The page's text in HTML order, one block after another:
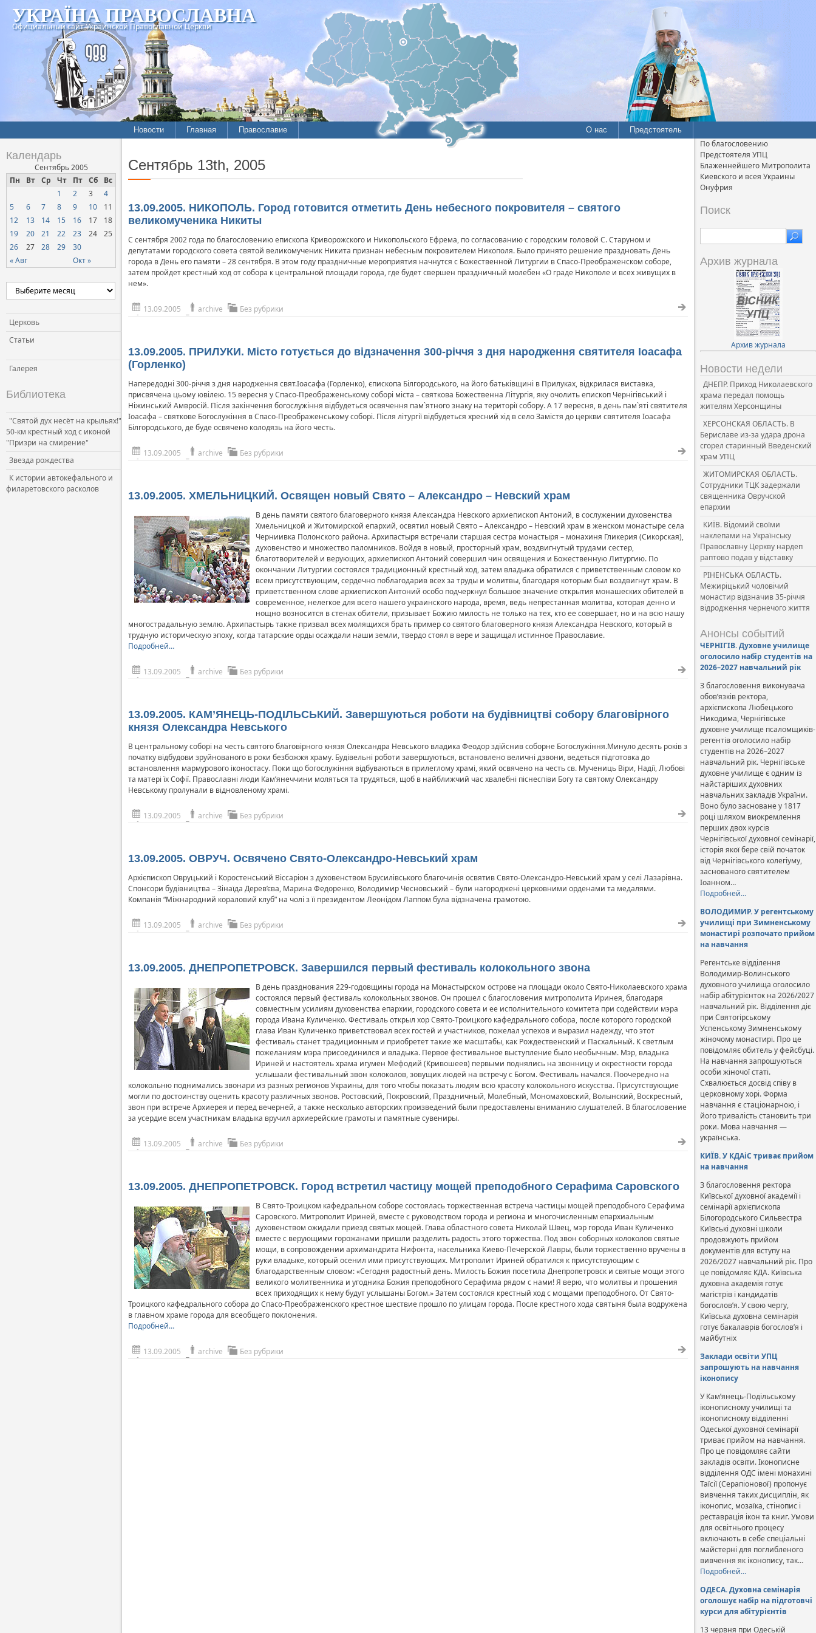
УКРАЇНА ПРАВОСЛАВНА
Официальный сайт Украинской Православной Церкви
Новости Главная Православие О нас Предстоятель
Календарь
Сентябрь 2005
Пн
Вт Ср Чт Пт Сб Вс
« Авг Окт »
1 2 3
4
5
6 7 8 9 10
11
12
13 14 15 16 17
18
19
20 21 22 23 24
25
26
27 28 29 30
Церковь
Статьи
Галерея
Библиотека
"Святой дух несёт на крыльях!"
50-км крестный ход с иконой
"Призри на смирение"
Звезда рождества
К истории автокефального и
филаретовского расколов
Сентябрь 13th, 2005
13.09.2005. НИКОПОЛЬ. Город готовится отметить День небесного покровителя – святого
великомученика Никиты
С сентября 2002 года по благословению епископа Криворожского и Никопольского Ефрема, по согласованию с городским головой С. Старуном и
депутатами городского совета святой великомученик Никита признан небесным покровителем Никополя. Было принято решение праздновать День
города в День его памяти – 28 сентября. В этом году праздничные мероприятия начнутся с Божественной Литургии в Спасо-Преображенском соборе,
затем пройдет крестный ход от собора к центральной площади города, где будет свершен праздничный молебен «О граде Никополе и всех живущих в
нем».
13.09.2005 archive Без рубрики
13.09.2005. ПРИЛУКИ. Місто готується до відзначення 300-річчя з дня народження святителя Іоасафа
(Горленко)
Напередодні 300-річчя з дня народження свят.Іоасафа (Горленко), єпископа Білгородського, на його батьківщині в Прилуках, відкрилася виставка,
присвячена цьому ювілею. 15 вересня у Спасо-Преображенському соборі міста – святкова Божественна Літургія, яку очолить епископ Чернігівський і
Ніжинський Амвросій. Після закінчення богослужіння відбудеться освячення пам`ятного знаку на території собору. А 17 вересня, в день пам`яті святителя
Іоасафа – святкове Богослужіння в Спасо-Преображенському соборі. Після літургії відбудеться хресний хід в село Замістя до церкви святителя Іоасафа
Білгородського, де буде освячено колодязь на його честь.
13.09.2005 archive Без рубрики
13.09.2005. ХМЕЛЬНИЦКИЙ. Освящен новый Свято – Александро – Невский храм
В день памяти святого благоверного князя Александра Невского архиепископ Антоний, в сослужении духовенства
Хмельницкой и Житомирской епархий, освятил новый Свято – Александро – Невский храм в женском монастыре села
Черниивка Полонского района. Архипастыря встречали старшая сестра монастыря – монахиня Гликерия (Сикорская),
духовенство и множество паломников. Войдя в новый, просторный храм, воздвигнутый трудами сестер,
благотворителей и верующих, архиепископ Антоний совершил чин освящения и Божественную Литургию. По
окончании Литургии состоялся традиционный крестный ход, затем владыка обратился с приветственным словом ко
всем присутствующим, сердечно поблагодарив всех за труды и молитвы, благодаря которым был воздвигнут храм. В
приветственном слове архиепископ Антоний особо подчеркнул большое значение открытия монашеских обителей в
современное, нелегкое для всего нашего украинского народа, время, ведь непрестанная молитва, которая денно и
нощно возносится в стенах обители, призывает Божию милость не только на тех, кто ее совершает, но и на всю нашу
многострадальную землю. Архипастырь также призвал всех молящихся брать пример со святого благоверного князя Александра Невского, который в
трудную историческую эпоху, когда татарские орды осаждали наши земли, твердо стоял в вере и защищал истинное Православие.
Подробней…
13.09.2005 archive Без рубрики
13.09.2005. КАМ’ЯНЕЦЬ-ПОДІЛЬСЬКИЙ. Завершуються роботи на будівництві собору благовірного
князя Олександра Невського
В центральному соборі на честь святого благовірного князя Олександра Невського владика Феодор здійснив соборне Богослужіння.Минуло десять років з
початку відбудови зруйнованого в роки безбожжя храму. Будівельні роботи завершуються, встановлено величні дзвони, ведеться підготовка до
встановлення мармурового іконостасу. Поки що богослужіння відбуваються в прилеглому храмі, який освячено на честь св. Мучениць Віри, Надії, Любові
та матері їх Софії. Православні люди Кам’янеччини моляться та трудяться, щоб в найближчий час хвалебні піснеспіви Богу та святому Олександру
Невському пролунали в відновленому храмі.
13.09.2005 archive Без рубрики
13.09.2005. ОВРУЧ. Освячено Свято-Олександро-Невський храм
Архієпископ Овруцький і Коростенський Віссаріон з духовенством Брусилівського благочинія освятив Свято-Олександро-Невський храм у селі Лазарівна.
Спонсори будівництва – Зінаїда Дерев’єва, Марина Федоренко, Володимир Чесновський – були нагороджені церковними орденами та медалями.
Компанія “Міжнародний кораловий клуб” на чолі з її президентом Леонідом Лаппом була відзначена грамотою.
13.09.2005 archive Без рубрики
13.09.2005. ДНЕПРОПЕТРОВСК. Завершился первый фестиваль колокольного звона
В день празднования 229-годовщины города на Монастырском острове на площади около Свято-Николаевского храма
состоялся первый фестиваль колокольных звонов. Он прошел с благословения митрополита Иринея, благодаря
совместным усилиям духовенства епархии, городского совета и ее исполнительного комитета при содействии мэра
города Ивана Куличенко. Фестиваль открыл хор Свято-Троицкого кафедрального собора, после которого городской
глава Иван Куличенко приветствовал всех гостей и участников, пожелал успехов и выразил надежду, что этот
фестиваль станет традиционным и приобретет такие же масштабы, как Рождественский и Пасхальный. К светлым
пожеланиям мэра присоединился и владыка. Первое фестивальное выступление было необычным. Мэр, владыка
Ириней и настоятель храма игумен Мефодий (Кривошеев) первыми поднялись на звонницу и окрестности города
услышали фестивальный звон колоколов, зовущих людей на встречу с Богом. Фестиваль начался. Поочередно на
колокольню поднимались звонари из разных регионов Украины, для того чтобы показать людям всю красоту колокольного искусства. Присутствующие
могли по достоинству оценить красоту различных звонов. Ростовский, Покровский, Праздничный, Молебный, Мономаховский, Волынский, Воскресный,
звон при встрече Архиерея и перед вечерней, а также несколько авторских произведений были предоставлены вниманию слушателей. В благословение
за усердие всем участникам владыка вручил архиерейские грамоты и памятные сувениры.
13.09.2005 archive Без рубрики
13.09.2005. ДНЕПРОПЕТРОВСК. Город встретил частицу мощей преподобного Серафима Саровского
В Свято-Троицком кафедральном соборе состоялась торжественная встреча частицы мощей преподобного Серафима
Саровского. Митрополит Ириней, вместе с руководством города и региона и многочисленным епархиальным
духовенством ожидали приезд святых мощей. Глава областного совета Николай Швец, мэр города Иван Куличенко
вместе с верующими горожанами пришли разделить радость этого торжества. Под звон соборных колоколов святые
мощи, в сопровождении архимандрита Нифонта, насельника Киево-Печерской Лавры, были торжественно вручены в
руки владыке, который осенил ими присутствующих. Митрополит Ириней обратился к присутствующим с
благодарственным словом: «Сегодня радостный день. Милость Божия посетила Днепропетровск и святые мощи этого
великого молитвенника и угодника Божия преподобного Серафима рядом с нами! Я верю, что молитвы и прошения
всех приходящих к нему будут услышаны Богом.» Затем состоялся крестный ход с мощами преподобного. От Свято-
Троицкого кафедрального собора до Спасо-Преображенского крестное шествие прошло по улицам города. После крестного хода святыня была водружена
в главном храме города для всеобщего поклонения.
Подробней…
13.09.2005 archive Без рубрики
По благословению
Предстоятеля УПЦ
Блаженнейшего Митрополита
Киевского и всея Украины
Онуфрия
Поиск
Архив журнала
Архив журнала
Новости недели
ДНЕПР. Приход Николаевского
храма передал помощь
жителям Херсонщины
ХЕРСОНСКАЯ ОБЛАСТЬ. В
Бериславе из-за удара дрона
сгорел старинный Введенский
храм УПЦ
ЖИТОМИРСКАЯ ОБЛАСТЬ.
Сотрудники ТЦК задержали
священника Овручской
епархии
КИЇВ. Відомий своїми
наклепами на Українську
Православну Церкву нардеп
раптово подав у відставку
РІНЕНСЬКА ОБЛАСТЬ.
Межиріцький чоловічий
монастир відзначив 35-річчя
відродження чернечого життя
Анонсы событий
ЧЕРНІГІВ. Духовне училище
оголосило набір студентів на
2026–2027 навчальний рік
З благословення виконувача
обов’язків ректора,
архієпископа Любецького
Никодима, Чернігівське
духовне училище псаломщиків-
регентів оголосило набір
студентів на 2026–2027
навчальний рік. Чернігівське
духовне училище є одним із
найстаріших духовних
навчальних закладів України.
Воно було засноване у 1817
році шляхом виокремлення
перших двох курсів
Чернігівської духовної семінарії,
історія якої бере свій початок
від Чернігівського колегіуму,
заснованого святителем
Іоанном…
Подробней…
ВОЛОДИМИР. У регентському
училищі при Зимненському
монастирі розпочато прийом
на навчання
Регентське відділення
Володимир-Волинського
духовного училища оголосило
набір абітурієнток на 2026/2027
навчальний рік. Відділення діє
при Святогірському
Успенському Зимненському
жіночому монастирі. Про це
повідомляє обитель у фейсбуці.
На навчання запрошуються
особи жіночої статі.
Схвалюється досвід співу в
церковному хорі. Форма
навчання є стаціонарною, і
його тривалість становить три
роки. Мова навчання —
українська.
КИЇВ. У КДАіС триває прийом
на навчання
З благословення ректора
Київської духовної академії і
семінарії архієпископа
Білогородського Сильвестра
Київські духовні школи
продовжують прийом
документів для вступу на
2026/2027 навчальний рік. Про
це повідомляє КДА. Київська
духовна академія готує
магістрів і кандидатів
богослов’я. У свою чергу,
Київська духовна семінарія
готує бакалаврів богослов’я і
майбутніх
Заклади освіти УПЦ
запрошують на навчання
іконопису
У Кам’янець-Подільському
іконописному училищі та
іконописному відділенні
Одеської духовної семінарії
триває прийом на навчання.
Про це повідомляє сайти
закладів освіти. Іконописне
відділення ОДС імені монахині
Таїсії (Серапіонової) пропонує
вивчення таких дисциплін, як
іконопис, мозаїка, стінопис і
реставрація ікон та книг. Умови
для освітнього процесу
включають в себе спеціальні
майстерні для поглибленого
вивчення як іконопису, так…
Подробней…
ОДЕСА. Духовна семінарія
оголошує набір на підготовчі
курси для абітурієнтів
13 червня при Одеській